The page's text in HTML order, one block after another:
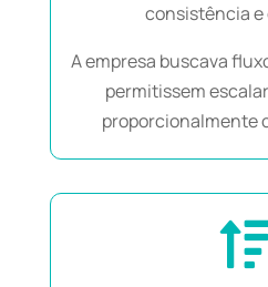
consistência e
A empresa buscava
permitissem
proporcionalmente